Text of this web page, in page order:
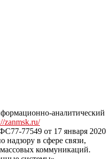
области на сайте
аналитический
zanmsk.ru/
77549 от 17 января 2020
надзору в сфере связи,
коммуникаций.